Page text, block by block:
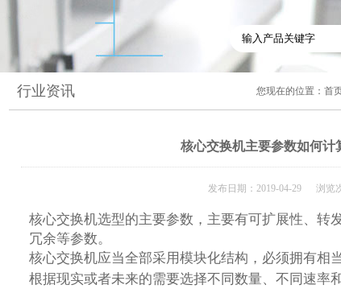
行业资讯 您现在的位置： 首
核心交换机主要参数如何计
发布日期：2019-04-29 浏览
核心交换机选型的主要参数，主要有可扩展性、转
冗余等参数。
核心交换机应当全部采用模块化结构，必须拥有相
根据现实或者未来的需要选择不同数量、不同速率